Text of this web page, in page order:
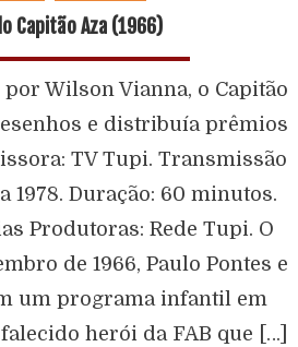
Capitão Aza (1966)
Wilson Vianna, o Capitão
e distribuía prêmios
TV Tupi. Transmissão
1978. Duração: 60 minutos.
Produtoras: Rede Tupi. O
de 1966, Paulo Pontes e
um programa infantil em
herói da FAB que […]